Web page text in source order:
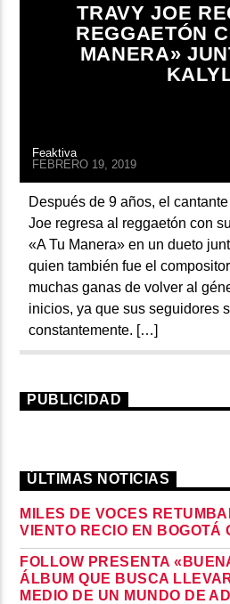
TRAVY JOE
REGGAETÓN
MANERA»
Feaktiva
FEBRERO 19, 2019
Después de 9 años, el
Joe regresa al reggaetón con
«A Tu Manera» en un dueto
quien también fue el
muchas ganas de volver al
inicios, ya que sus seguidores
constantemente. […]
PUBLICIDAD
ÚLTIMAS NOTICIAS
MILES DE VOCES
VIENTO RECIO EN BOGOTÁ
FOLLOW PRESENTA
ÁLBUM QUE BUSCA
MEDIO DE UN MUNDO DE